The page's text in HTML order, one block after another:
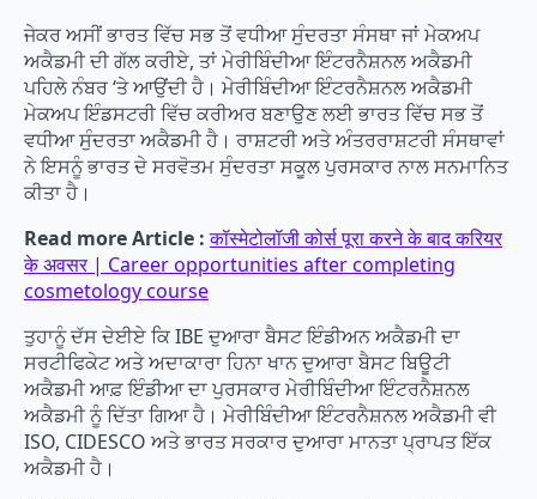
ਜੇਕਰ ਅਸੀਂ ਭਾਰਤ ਵਿੱਚ ਸਭ ਤੋਂ ਵਧੀਆ ਸੁੰਦਰਤਾ ਸੰਸਥਾ ਜਾਂ ਮੇਕਅਪ
ਅਕੈਡਮੀ ਦੀ ਗੱਲ ਕਰੀਏ, ਤਾਂ ਮੇਰੀਬਿੰਦੀਆ ਇੰਟਰਨੈਸ਼ਨਲ ਅਕੈਡਮੀ
ਪਹਿਲੇ ਨੰਬਰ ‘ਤੇ ਆਉਂਦੀ ਹੈ। ਮੇਰੀਬਿੰਦੀਆ ਇੰਟਰਨੈਸ਼ਨਲ ਅਕੈਡਮੀ
ਮੇਕਅਪ ਇੰਡਸਟਰੀ ਵਿੱਚ ਕਰੀਅਰ ਬਣਾਉਣ ਲਈ ਭਾਰਤ ਵਿੱਚ ਸਭ ਤੋਂ
ਵਧੀਆ ਸੁੰਦਰਤਾ ਅਕੈਡਮੀ ਹੈ। ਰਾਸ਼ਟਰੀ ਅਤੇ ਅੰਤਰਰਾਸ਼ਟਰੀ ਸੰਸਥਾਵਾਂ
ਨੇ ਇਸਨੂੰ ਭਾਰਤ ਦੇ ਸਰਵੋਤਮ ਸੁੰਦਰਤਾ ਸਕੂਲ ਪੁਰਸਕਾਰ ਨਾਲ ਸਨਮਾਨਿਤ
ਕੀਤਾ ਹੈ।
Read more Article :कॉस्मेटोलॉजी कोर्स पूरा करने के बाद करियर
के अवसर | Career opportunities after completing
cosmetology course
ਤੁਹਾਨੂੰ ਦੱਸ ਦੇਈਏ ਕਿ IBE ਦੁਆਰਾ ਬੈਸਟ ਇੰਡੀਅਨ ਅਕੈਡਮੀ ਦਾ
ਸਰਟੀਫਿਕੇਟ ਅਤੇ ਅਦਾਕਾਰਾ ਹਿਨਾ ਖਾਨ ਦੁਆਰਾ ਬੈਸਟ ਬਿਊਟੀ
ਅਕੈਡਮੀ ਆਫ਼ ਇੰਡੀਆ ਦਾ ਪੁਰਸਕਾਰ ਮੇਰੀਬਿੰਦੀਆ ਇੰਟਰਨੈਸ਼ਨਲ
ਅਕੈਡਮੀ ਨੂੰ ਦਿੱਤਾ ਗਿਆ ਹੈ। ਮੇਰੀਬਿੰਦੀਆ ਇੰਟਰਨੈਸ਼ਨਲ ਅਕੈਡਮੀ ਵੀ
ISO, CIDESCO ਅਤੇ ਭਾਰਤ ਸਰਕਾਰ ਦੁਆਰਾ ਮਾਨਤਾ ਪ੍ਰਾਪਤ ਇੱਕ
ਅਕੈਡਮੀ ਹੈ।